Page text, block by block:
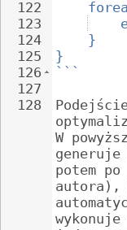
122
123
124
125
126
127
128
}
}
```
W
potem
autora),